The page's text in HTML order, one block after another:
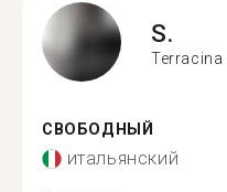
S.
Terracina
СВОБОДНЫЙ
итальянский